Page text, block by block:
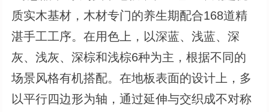
质实木基材，木材专门的养生期配合168道精
湛手工工序。在用色上，以深蓝、浅蓝、深
灰、浅灰、深棕和浅棕6种为主，根据不同的
场景风格有机搭配。在地板表面的设计上，多
以平行四边形为轴，通过延伸与交织成不对称